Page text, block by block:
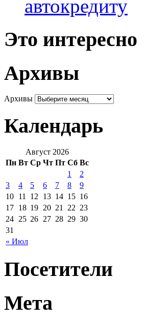
автокредиту
Это интересно
Архивы
Архивы
Календарь
Август 2026
Пн Вт Ср Чт Пт Сб Вс
« Июл
1
2
3
4 5 6 7 8
9
10 11 12 13 14 15 16
17 18 19 20 21 22 23
24 25 26 27 28 29 30
31
Посетители
Мета